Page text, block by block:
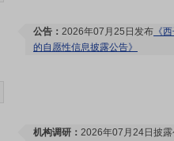
公告： 2026年07月25日发布 《
的自愿性信息披露公告》
机构调研： 2026年07月24日披